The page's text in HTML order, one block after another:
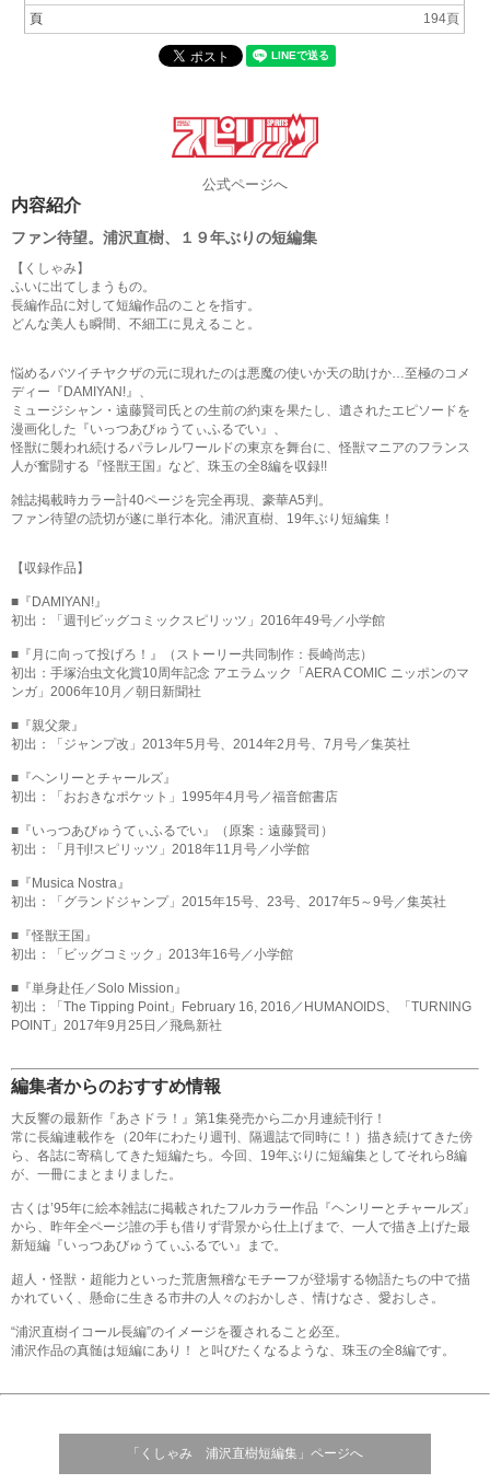
頁
194頁
公式ページへ
内容紹介
ファン待望。浦沢直樹、１９年ぶりの短編集
【くしゃみ】
ふいに出てしまうもの。
長編作品に対して短編作品のことを指す。
どんな美人も瞬間、不細工に見えること。
悩めるバツイチヤクザの元に現れたのは悪魔の使いか天の助けか…至極のコメ
ディー『DAMIYAN!』、
ミュージシャン・遠藤賢司氏との生前の約束を果たし、遺されたエピソードを
漫画化した『いっつあびゅうてぃふるでい』、
怪獣に襲われ続けるパラレルワールドの東京を舞台に、怪獣マニアのフランス
人が奮闘する『怪獣王国』など、珠玉の全8編を収録!!
雑誌掲載時カラー計40ページを完全再現、豪華A5判。
ファン待望の読切が遂に単行本化。浦沢直樹、19年ぶり短編集！
【収録作品】
■『DAMIYAN!』
初出：「週刊ビッグコミックスピリッツ」2016年49号／小学館
■『月に向って投げろ！』（ストーリー共同制作：長崎尚志）
初出：手塚治虫文化賞10周年記念 アエラムック「AERA COMIC ニッポンのマ
ンガ」2006年10月／朝日新聞社
■『親父衆』
初出：「ジャンプ改」2013年5月号、2014年2月号、7月号／集英社
■『ヘンリーとチャールズ』
初出：「おおきなポケット」1995年4月号／福音館書店
■『いっつあびゅうてぃふるでい』（原案：遠藤賢司）
初出：「月刊!スピリッツ」2018年11月号／小学館
■『Musica Nostra』
初出：「グランドジャンプ」2015年15号、23号、2017年5～9号／集英社
■『怪獣王国』
初出：「ビッグコミック」2013年16号／小学館
■『単身赴任／Solo Mission』
初出：「The Tipping Point」February 16, 2016／HUMANOIDS、「TURNING
POINT」2017年9月25日／飛鳥新社
編集者からのおすすめ情報
大反響の最新作『あさドラ！』第1集発売から二か月連続刊行！
常に長編連載作を（20年にわたり週刊、隔週誌で同時に！）描き続けてきた傍
ら、各誌に寄稿してきた短編たち。今回、19年ぶりに短編集としてそれら8編
が、一冊にまとまりました。
古くは’95年に絵本雑誌に掲載されたフルカラー作品『ヘンリーとチャールズ』
から、昨年全ページ誰の手も借りず背景から仕上げまで、一人で描き上げた最
新短編『いっつあびゅうてぃふるでい』まで。
超人・怪獣・超能力といった荒唐無稽なモチーフが登場する物語たちの中で描
かれていく、懸命に生きる市井の人々のおかしさ、情けなさ、愛おしさ。
“浦沢直樹イコール長編”のイメージを覆されること必至。
浦沢作品の真髄は短編にあり！ と叫びたくなるような、珠玉の全8編です。
「くしゃみ 浦沢直樹短編集」ページへ